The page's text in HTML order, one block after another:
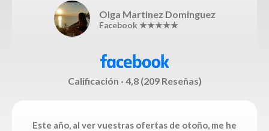
Olga Martinez Dominguez
Facebook ★★★★★
Calificación · 4,8 (209 Reseñas)
Este año, al ver vuestras ofertas de otoño, me he